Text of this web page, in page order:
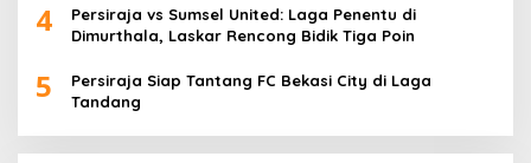
4
Persiraja vs Sumsel United: Laga Penentu di
Dimurthala, Laskar Rencong Bidik Tiga Poin
5
Persiraja Siap Tantang FC Bekasi City di Laga
Tandang